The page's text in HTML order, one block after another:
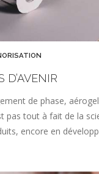
D’AVENIR
de phase,
pas tout à fait de la
encore en